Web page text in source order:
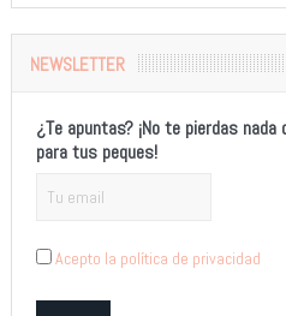
NEWSLETTER
¿Te apuntas? ¡No te pierdas
para tus peques!
Acepto la política de privacidad